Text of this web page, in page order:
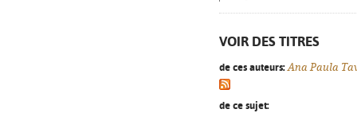
VOIR DES TITRES
de ces auteurs: Ana Paula
de ce sujet: